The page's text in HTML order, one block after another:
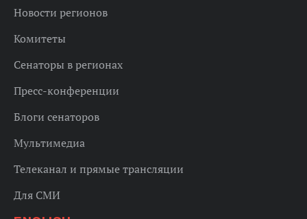
Новости регионов
Комитеты
Сенаторы в регионах
Пресс-конференции
Блоги сенаторов
Мультимедиа
Телеканал и прямые трансляции
Для СМИ